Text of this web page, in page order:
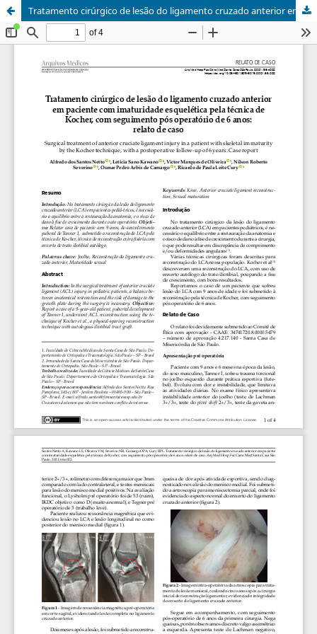
Tratamento cirúrgico de lesão do ligamento cruzado anterior em paciente com imaturidade esquelética pela técnica de Kocher, com seguimento pós operatório de 6 anos: relato de caso / Surgical treatment of anterior cruciate ligament injury in a patient with skeletal immaturity by the Kocher technique, with a postoperative follow-up of 6 years: case report